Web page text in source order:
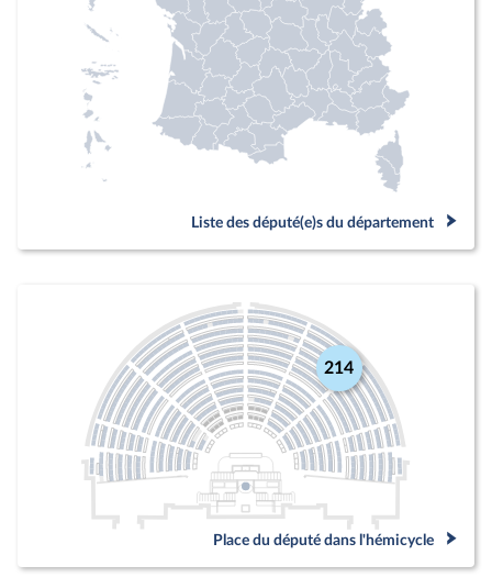
Liste des député(e)s du département
214
Place du député dans l'hémicycle